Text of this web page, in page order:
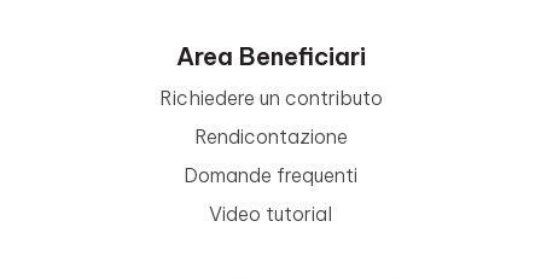
Area Beneficiari
Richiedere un contributo
Rendicontazione
Domande frequenti
Video tutorial